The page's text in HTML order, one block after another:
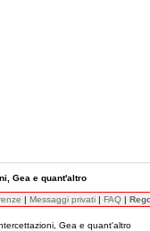
Gea e quant'altro
| Messaggi privati | FAQ |
Gea e quant'altro